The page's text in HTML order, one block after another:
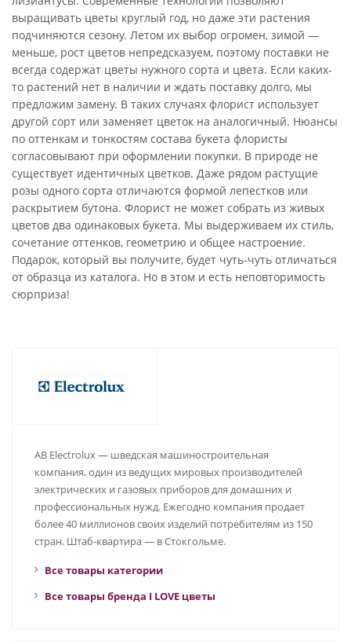
выращивать цветы круглый год, но даже эти растения
подчиняются сезону. Летом их выбор огромен, зимой —
меньше, рост цветов непредсказуем, поэтому поставки не
всегда содержат цветы нужного сорта и цвета. Если каких-
то растений нет в наличии и ждать поставку долго, мы
предложим замену. В таких случаях флорист использует
другой сорт или заменяет цветок на аналогичный. Нюансы
по оттенкам и тонкостям состава букета флористы
согласовывают при оформлении покупки. В природе не
существует идентичных цветков. Даже рядом растущие
розы одного сорта отличаются формой лепестков или
раскрытием бутона. Флорист не может собрать из живых
цветов два одинаковых букета. Мы выдерживаем их стиль,
сочетание оттенков, геометрию и общее настроение.
Подарок, который вы получите, будет чуть-чуть отличаться
от образца из каталога. Но в этом и есть неповторимость
сюрприза!
AB Electrolux — шведская машиностроительная
компания, один из ведущих мировых производителей
электрических и газовых приборов для домашних и
профессиональных нужд. Ежегодно компания продает
более 40 миллионов своих изделий потребителям из 150
стран. Штаб-квартира — в Стокгольме.
Все товары категории
Все товары бренда I LOVE цветы